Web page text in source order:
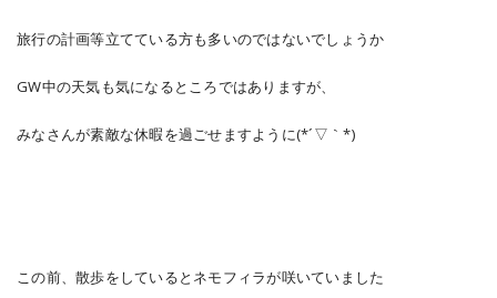
旅行の計画等立てている方も多いのではないでしょうか
GW中の天気も気になるところではありますが、
みなさんが素敵な休暇を過ごせますように(*´▽｀*)
この前、散歩をしているとネモフィラが咲いていました